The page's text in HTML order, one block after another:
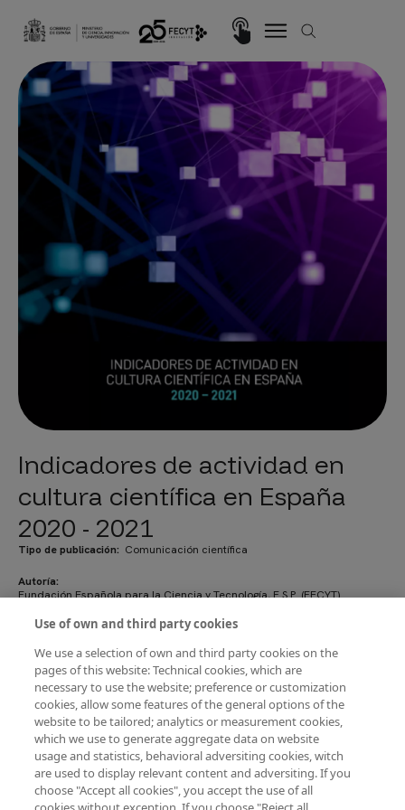
Imagen
Indicadores de actividad en
cultura científica en España
2020 - 2021
Tipo de publicación Comunicación científica
Autoría
Fundación Española para la Ciencia y Tecnología, F.S.P. (FECYT)
Año de edición 2022
En este informe se recogen los indicadores más relevantes entre 2020 y
2021 de recursos y actividades en cultura científica de universidades,
organismos públicos de investigación y museos de ciencia, recopilados
en el marco del protocolo de recogida de datos puesto en marcha por
FECYT para analizar la evolución de dichos indicadores.
Descargar PDF
Use of own and third party cookies
We use a selection of own and third party cookies on the
pages of this website: Technical cookies, which are
necessary to use the website; preference or customization
cookies, allow some features of the general options of the
website to be tailored; analytics or measurement cookies,
which we use to generate aggregate data on website
usage and statistics, behavioral adversiting cookies, witch
are used to display relevant content and adversiting. If you
choose "Accept all cookies", you accept the use of all